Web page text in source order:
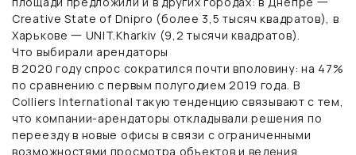
Creative State of Dnipro (более 3,5 тысяч квадратов), в
Харькове 一 UNIT.Kharkiv (9,2 тысячи квадратов).
Что выбирали арендаторы
В 2020 году спрос сократился почти вполовину: на 47%
по сравнению с первым полугодием 2019 года. В
Colliers International такую тенденцию связывают с тем,
что компании-арендаторы откладывали решения по
переезду в новые офисы в связи с ограниченными
возможностями просмотра объектов и ведения